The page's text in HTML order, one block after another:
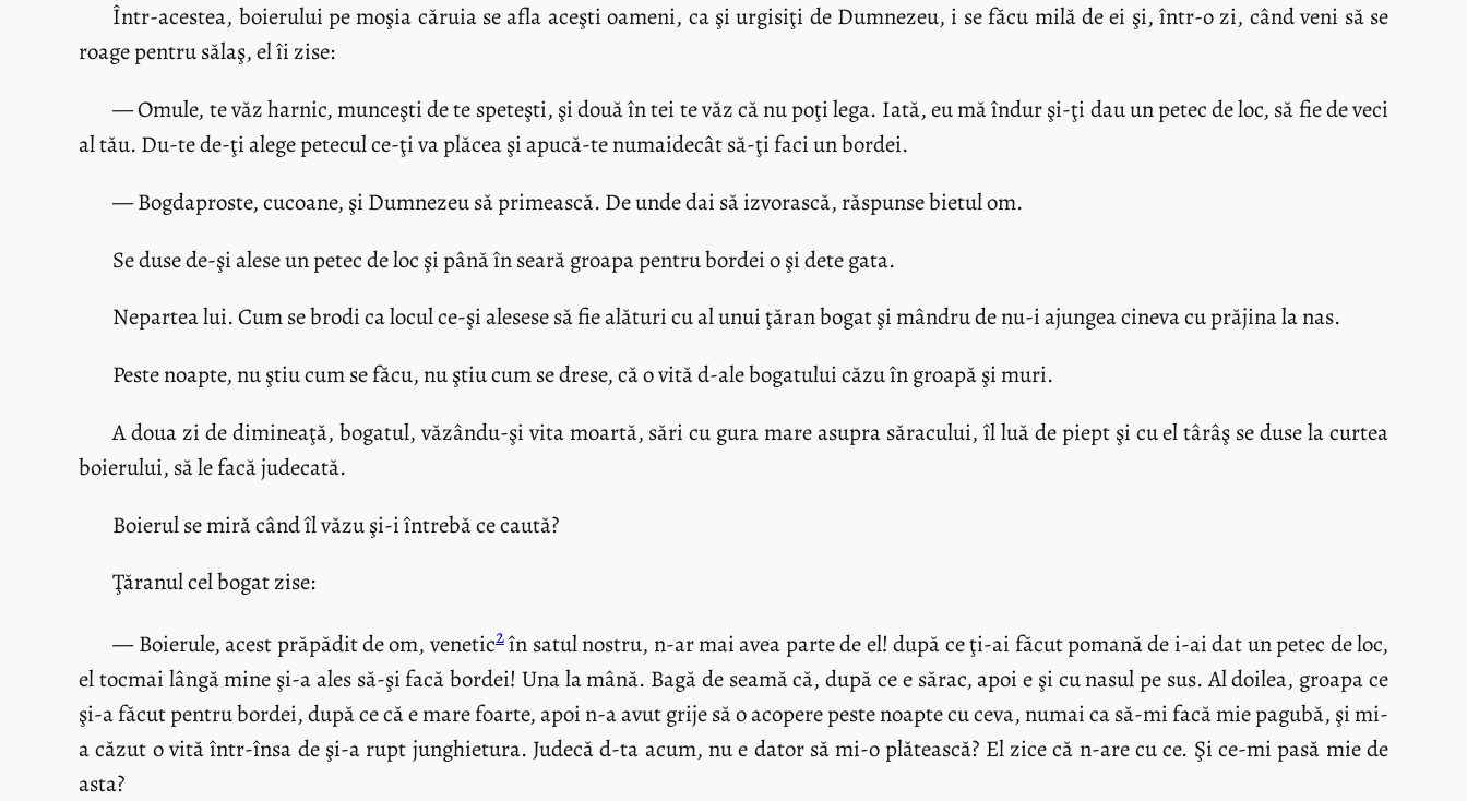
Într-acestea, boierului pe moşia căruia se afla aceşti oameni, ca şi urgisiţi de Dumnezeu, i se făcu milă de ei şi, într-o zi, când veni să se
roage pentru sălaş, el îi zise:
— Omule, te văz harnic, munceşti de te speteşti, şi două în tei te văz că nu poţi lega. Iată, eu mă îndur şi-ţi dau un petec de loc, să fie de veci
al tău. Du-te de-ţi alege petecul ce-ţi va plăcea şi apucă-te numaidecât să-ţi faci un bordei.
— Bogdaproste, cucoane, şi Dumnezeu să primească. De unde dai să izvorască, răspunse bietul om.
Se duse de-şi alese un petec de loc şi până în seară groapa pentru bordei o şi dete gata.
Nepartea lui. Cum se brodi ca locul ce-şi alesese să fie alături cu al unui ţăran bogat şi mândru de nu-i ajungea cineva cu prăjina la nas.
Peste noapte, nu ştiu cum se făcu, nu ştiu cum se drese, că o vită d-ale bogatului căzu în groapă şi muri.
A doua zi de dimineaţă, bogatul, văzându-şi vita moartă, sări cu gura mare asupra săracului, îl luă de piept şi cu el târâş se duse la curtea
boierului, să le facă judecată.
Boierul se miră când îl văzu şi-i întrebă ce caută?
Ţăranul cel bogat zise:
— Boierule, acest prăpădit de om, venetic2în satul nostru, n-ar mai avea parte de el! după ce ţi-ai făcut pomană de i-ai dat un petec de loc,
el tocmai lângă mine şi-a ales să-şi facă bordei! Una la mână. Bagă de seamă că, după ce e sărac, apoi e şi cu nasul pe sus. Al doilea, groapa ce
şi-a făcut pentru bordei, după ce că e mare foarte, apoi n-a avut grije să o acopere peste noapte cu ceva, numai ca să-mi facă mie pagubă, şi mi-
a căzut o vită într-însa de şi-a rupt junghietura. Judecă d-ta acum, nu e dator să mi-o plătească? El zice că n-are cu ce. Şi ce-mi pasă mie de
asta?